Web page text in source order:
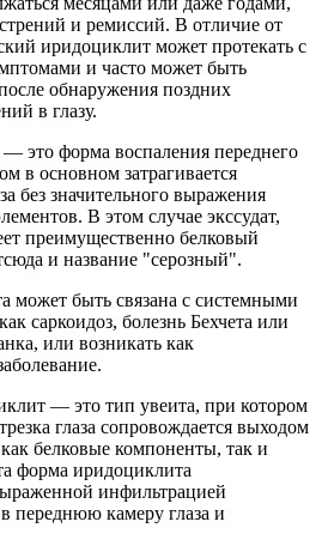
и ремиссий. В отличие от
иридоциклит может протекать с
и часто может быть
обнаружения поздних
в глазу.
это форма воспаления переднего
в основном затрагивается
без значительного выражения
В этом случае экссудат,
преимущественно белковый
и название "серозный".
может быть связана с системными
саркоидоз, болезнь Бехчета или
или возникать как
— это тип увеита, при котором
глаза сопровождается выходом
белковые компоненты, так и
форма иридоциклита
инфильтрацией
переднюю камеру глаза и